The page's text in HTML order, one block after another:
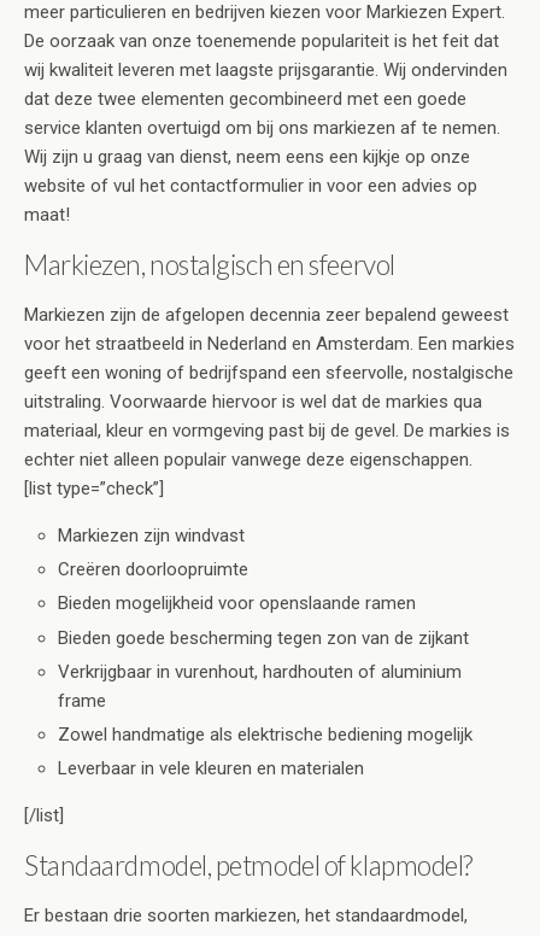
meer particulieren en bedrijven kiezen voor Markiezen Expert.
De oorzaak van onze toenemende populariteit is het feit dat
wij kwaliteit leveren met laagste prijsgarantie. Wij ondervinden
dat deze twee elementen gecombineerd met een goede
service klanten overtuigd om bij ons markiezen af te nemen.
Wij zijn u graag van dienst, neem eens een kijkje op onze
website of vul het contactformulier in voor een advies op
maat!
Markiezen, nostalgisch en sfeervol
Markiezen zijn de afgelopen decennia zeer bepalend geweest
voor het straatbeeld in Nederland en Amsterdam. Een markies
geeft een woning of bedrijfspand een sfeervolle, nostalgische
uitstraling. Voorwaarde hiervoor is wel dat de markies qua
materiaal, kleur en vormgeving past bij de gevel. De markies is
echter niet alleen populair vanwege deze eigenschappen.
[list type=”check”]
Markiezen zijn windvast
Creëren doorloopruimte
Bieden mogelijkheid voor openslaande ramen
Bieden goede bescherming tegen zon van de zijkant
Verkrijgbaar in vurenhout, hardhouten of aluminium
frame
Zowel handmatige als elektrische bediening mogelijk
Leverbaar in vele kleuren en materialen
[/list]
Standaardmodel, petmodel of klapmodel?
Er bestaan drie soorten markiezen, het standaardmodel,